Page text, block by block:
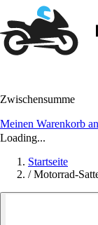
Zwischensumme
Meinen Warenkorb
Loading...
Startseite
/ Motorrad-